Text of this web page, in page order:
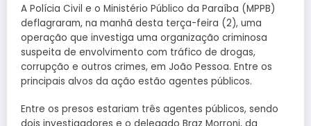
A Polícia Civil e o Ministério Público da Paraíba (MPPB)
deflagraram, na manhã desta terça-feira (2), uma
operação que investiga uma organização criminosa
suspeita de envolvimento com tráfico de drogas,
corrupção e outros crimes, em João Pessoa. Entre os
principais alvos da ação estão agentes públicos.
Entre os presos estariam três agentes públicos, sendo